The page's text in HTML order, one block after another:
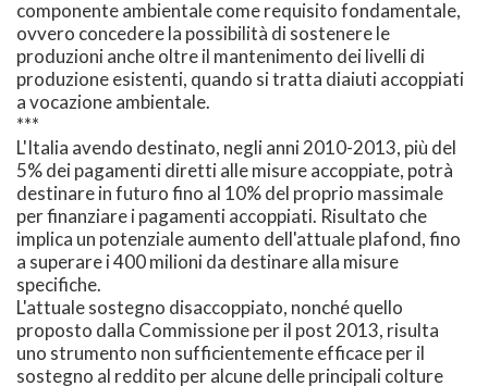
componente ambientale come requisito fondamentale,
ovvero concedere la possibilità di sostenere le
produzioni anche oltre il mantenimento dei livelli di
produzione esistenti, quando si tratta diaiuti accoppiati
a vocazione ambientale.
***
L'Italia avendo destinato, negli anni 2010-2013, più del
5% dei pagamenti diretti alle misure accoppiate, potrà
destinare in futuro fino al 10% del proprio massimale
per finanziare i pagamenti accoppiati. Risultato che
implica un potenziale aumento dell'attuale plafond, fino
a superare i 400 milioni da destinare alla misure
specifiche.
L'attuale sostegno disaccoppiato, nonché quello
proposto dalla Commissione per il post 2013, risulta
uno strumento non sufficientemente efficace per il
sostegno al reddito per alcune delle principali colture